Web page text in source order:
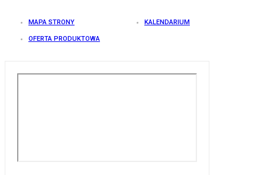
MAPA STRONY KALENDARIUM
OFERTA PRODUKTOWA